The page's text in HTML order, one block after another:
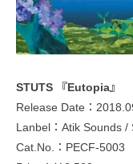
STUTS 『Eutopia』
Release Date：
Lanbel：Atik Sounds /
Cat.No.：PECF-5003